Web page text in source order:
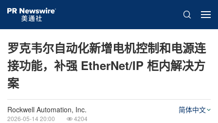
罗克韦尔自动化新增电机控制和电源连
接功能，补强 EtherNet/IP 柜内解决方
案
Rockwell Automation, Inc.
2026-05-14 20:00 4204
简体中文